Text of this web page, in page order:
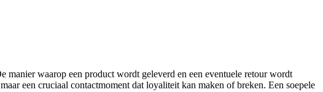
manier waarop een product wordt geleverd en een eventuele retour wordt
een cruciaal contactmoment dat loyaliteit kan maken of breken. Een soepele